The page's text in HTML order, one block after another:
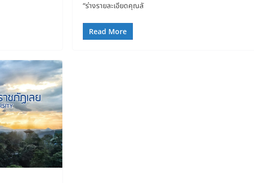
“ร่างรายละเอียดคุณลั
Read More